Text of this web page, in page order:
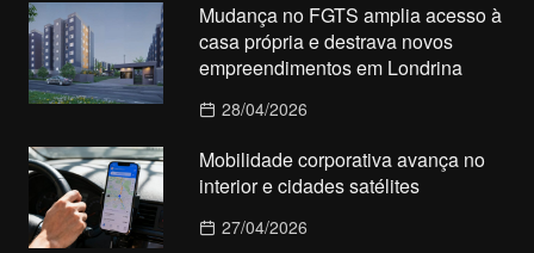
Mudança no FGTS amplia acesso à
casa própria e destrava novos
empreendimentos em Londrina
28/04/2026
Mobilidade corporativa avança no
interior e cidades satélites
27/04/2026